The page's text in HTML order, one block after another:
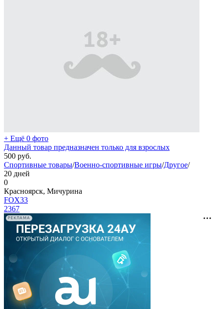
+ Ещё 0 фото
Данный товар предназначен только для взрослых
500 руб.
Спортивные товары/Военно-спортивные игры/Другое/
20 дней
0
Красноярск, Мичурина
FOX33
2367
РЕКЛАМА